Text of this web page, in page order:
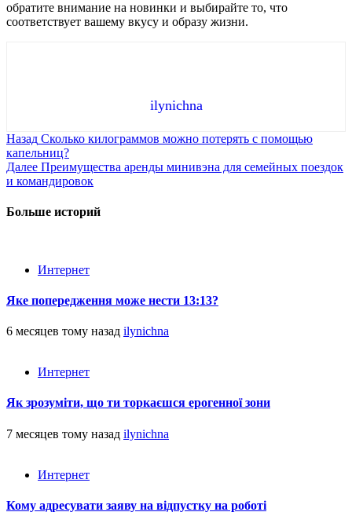
обратите внимание на новинки и выбирайте то, что
соответствует вашему вкусу и образу жизни.
ilynichna
Продолжить
чтение
Назад Сколько килограммов можно потерять с помощью
капельниц?
Далее Преимущества аренды минивэна для семейных поездок
и командировок
Больше историй
Интернет
Яке попередження може нести 13:13?
6 месяцев тому назад ilynichna
Интернет
Як зрозуміти, що ти торкаєшся ерогенної зони
7 месяцев тому назад ilynichna
Интернет
Кому адресувати заяву на відпустку на роботі